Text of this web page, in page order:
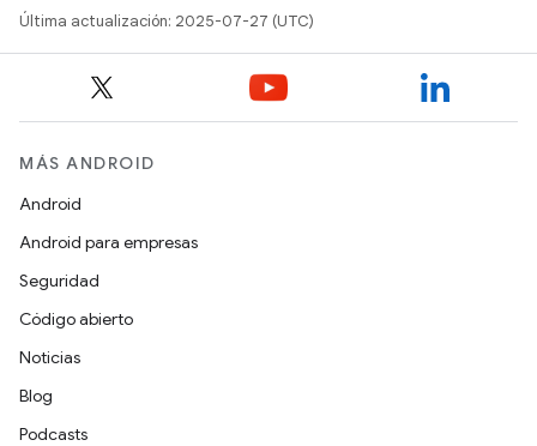
Última actualización: 2025-07-27 (UTC)
MÁS ANDROID
Android
Android para empresas
Seguridad
Código abierto
Noticias
Blog
Podcasts